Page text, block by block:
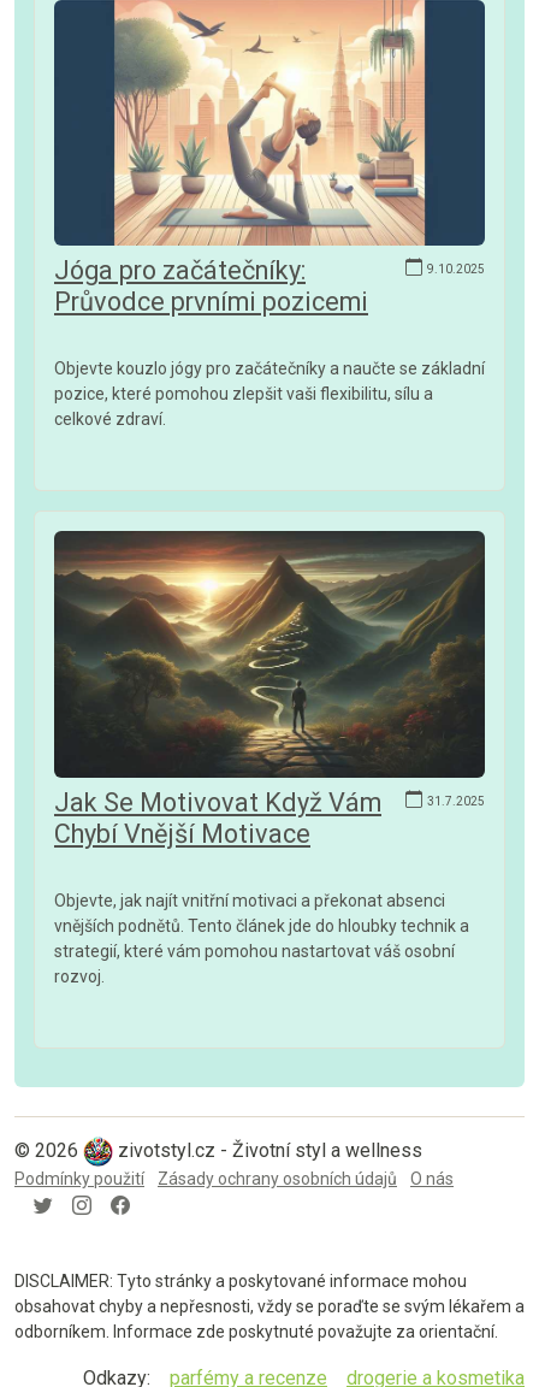
9.10.2025
Jóga pro začátečníky:
Průvodce prvními pozicemi
Objevte kouzlo jógy pro začátečníky a naučte se základní
pozice, které pomohou zlepšit vaši flexibilitu, sílu a
celkové zdraví.
31.7.2025
Jak Se Motivovat Když Vám
Chybí Vnější Motivace
Objevte, jak najít vnitřní motivaci a překonat absenci
vnějších podnětů. Tento článek jde do hloubky technik a
strategií, které vám pomohou nastartovat váš osobní
rozvoj.
© 2026 zivotstyl.cz - Životní styl a wellness
Podmínky použití Zásady ochrany osobních údajů O nás
DISCLAIMER: Tyto stránky a poskytované informace mohou
obsahovat chyby a nepřesnosti, vždy se poraďte se svým lékařem a
odborníkem. Informace zde poskytnuté považujte za orientační.
Odkazy: parfémy a recenze drogerie a kosmetika